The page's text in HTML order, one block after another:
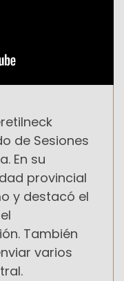
de Sesiones
En su
provincial
y destacó el
También
varios